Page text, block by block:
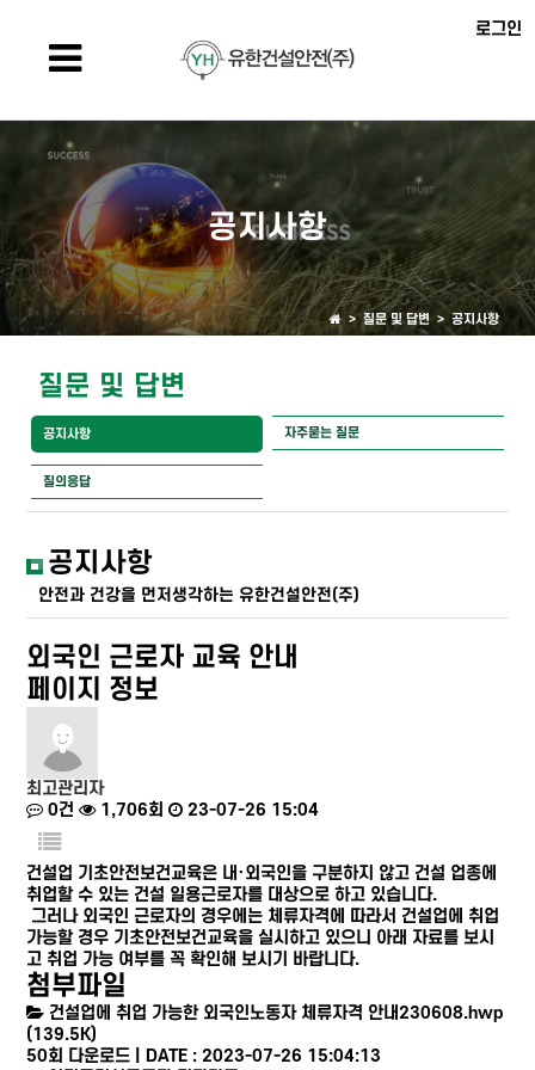
로그인
공지사항
> 질문 및 답변 >공지사항
질문 및 답변
공지사항 자주묻는 질문
질의응답
공지사항
안전과 건강을 먼저생각하는 유한건설안전(주)
외국인 근로자 교육 안내
페이지 정보
최고관리자
0건
1,706회 23-07-26 15:04
건설업 기초안전보건교육은 내·외국인을 구분하지 않고 건설 업종에
취업할 수 있는 건설 일용근로자를 대상으로 하고 있습니다.
그러나 외국인 근로자의 경우에는 체류자격에 따라서 건설업에 취업
가능할 경우 기초안전보건교육을 실시하고 있으니 아래 자료를 보시
고 취업 가능 여부를 꼭 확인해 보시기 바랍니다.
첨부파일
건설업에 취업 가능한 외국인노동자 체류자격 안내230608.hwp
(139.5K)
50회 다운로드 | DATE : 2023-07-26 15:04:13